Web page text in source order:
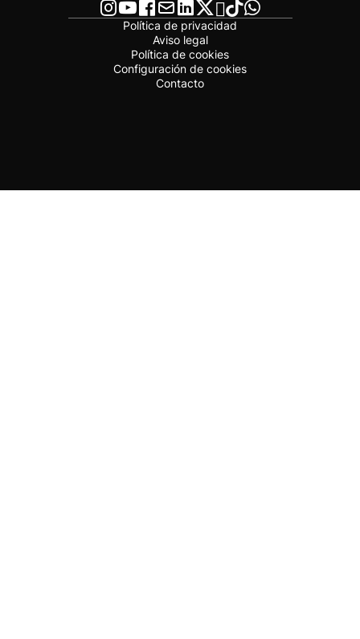
Política de privacidad
Aviso legal
Política de cookies
Configuración de cookies
Contacto